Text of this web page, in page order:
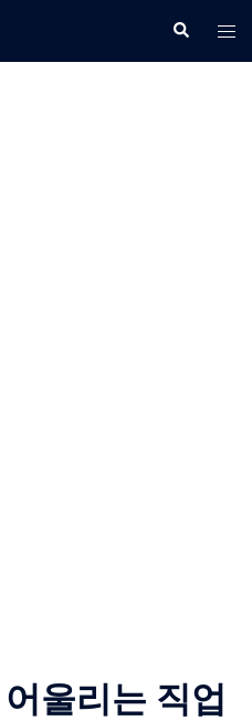
Search
울리는 직업